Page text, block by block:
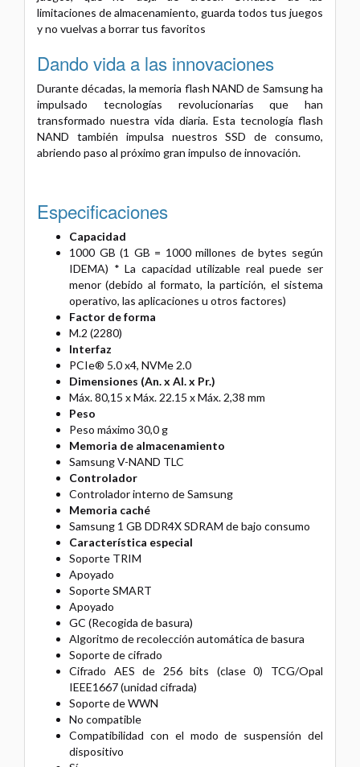
limitaciones de almacenamiento, guarda todos tus juegos
y no vuelvas a borrar tus favoritos
Dando vida a las innovaciones
Durante décadas, la memoria flash NAND de Samsung ha
impulsado tecnologías revolucionarias que han
transformado nuestra vida diaria. Esta tecnología flash
NAND también impulsa nuestros SSD de consumo,
abriendo paso al próximo gran impulso de innovación.
Especificaciones
Capacidad
1000 GB (1 GB = 1000 millones de bytes según
IDEMA) * La capacidad utilizable real puede ser
menor (debido al formato, la partición, el sistema
operativo, las aplicaciones u otros factores)
Factor de forma
M.2 (2280)
Interfaz
PCIe® 5.0 x4, NVMe 2.0
Dimensiones (An. x Al. x Pr.)
Máx. 80,15 x Máx. 22.15 x Máx. 2,38 mm
Peso
Peso máximo 30,0 g
Memoria de almacenamiento
Samsung V-NAND TLC
Controlador
Controlador interno de Samsung
Memoria caché
Samsung 1 GB DDR4X SDRAM de bajo consumo
Característica especial
Soporte TRIM
Apoyado
Soporte SMART
Apoyado
GC (Recogida de basura)
Algoritmo de recolección automática de basura
Soporte de cifrado
Cifrado AES de 256 bits (clase 0) TCG/Opal
IEEE1667 (unidad cifrada)
Soporte de WWN
No compatible
Compatibilidad con el modo de suspensión del
dispositivo